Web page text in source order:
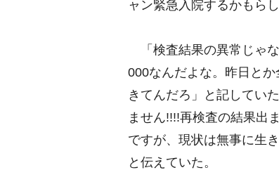
ャン緊急入院するかもら
「検査結果の異常じゃ
000なんだよな。昨日と
きてんだろ」と記してい
ません!!!!再検査の結果出
ですが、現状は無事に生
と伝えていた。